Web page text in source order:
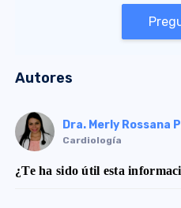
Autores
Dra. Merly Rossana
Cardiología
¿Te ha sido útil esta